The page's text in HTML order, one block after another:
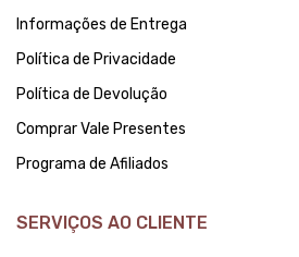
Informações de Entrega
Política de Privacidade
Política de Devolução
Comprar Vale Presentes
Programa de Afiliados
SERVIÇOS AO CLIENTE